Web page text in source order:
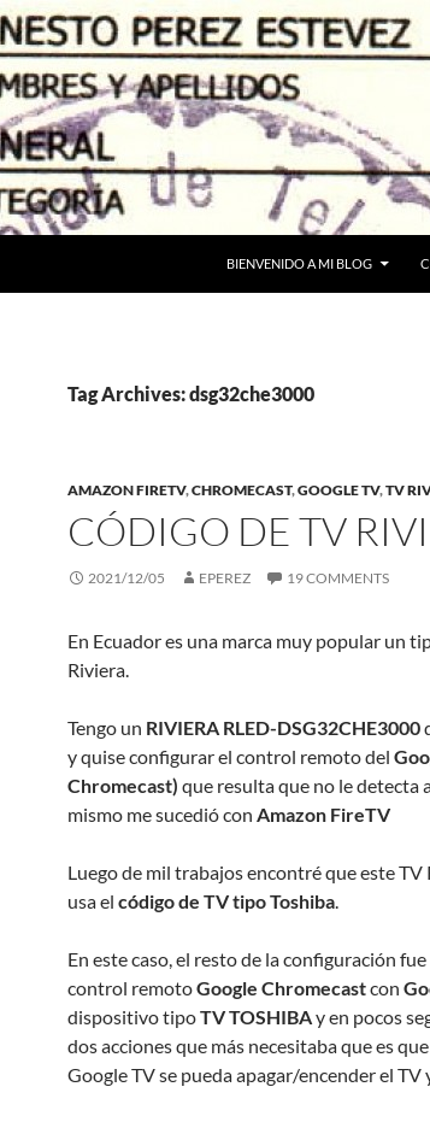
BIENVENIDO A MI BLOG
Tag Archives: dsg32che3000
AMAZON FIRETV,CHROMECAST,GOOGLE TV,TV
CÓDIGO DE TV
2021/12/05 EPEREZ 19 COMMENTS
En Ecuador es una marca muy popular un
Riviera.
Tengo un RIVIERA RLED-DSG32CHE3000
y quise configurar el control remoto del
Chromecast) que resulta que no le detecta
mismo me sucedió con Amazon FireTV
Luego de mil trabajos encontré que este TV
usa el código de TV tipo Toshiba.
En este caso, el resto de la configuración
control remotoGoogle Chromecastcon
dispositivo tipoTV TOSHIBAy en pocos
dos acciones que más necesitaba que es
Google TV se pueda apagar/encender el